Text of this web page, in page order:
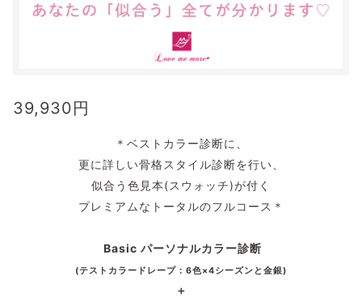
39,930円
＊ベストカラー診断に、
更に詳しい骨格スタイル診断を行い、
似合う色見本(スウォッチ)が付く
プレミアムなトータルのフルコース＊
Basic パーソナルカラー診断
(テストカラードレープ：6色×4シーズンと金銀)
＋